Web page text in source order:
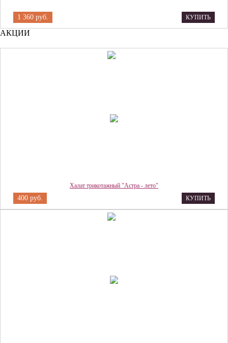
1 360 руб. КУПИТЬ
АКЦИИ
Халат трикотажный "Астра - лето"
400 руб. КУПИТЬ